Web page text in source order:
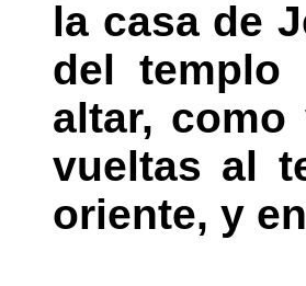
la casa de
del templo
altar,
vueltas al
oriente, y